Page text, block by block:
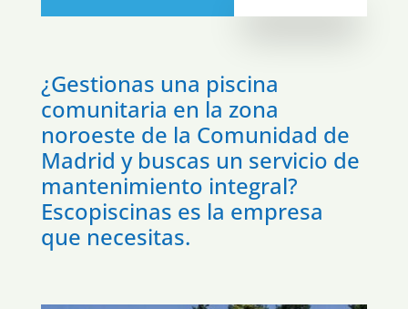
¿Gestionas una piscina
comunitaria en la zona
noroeste de la Comunidad de
Madrid y buscas un servicio de
mantenimiento integral?
Escopiscinas es la empresa
que necesitas.